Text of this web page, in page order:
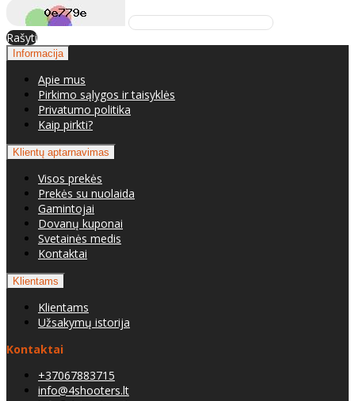
Rašyti
Informacija
Apie mus
Pirkimo sąlygos ir taisyklės
Privatumo politika
Kaip pirkti?
Klientų aptarnavimas
Visos prekės
Prekės su nuolaida
Gamintojai
Dovanų kuponai
Svetainės medis
Kontaktai
Klientams
Klientams
Užsakymų istorija
Kontaktai
+37067883715
info@4shooters.lt